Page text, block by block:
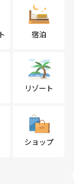
宿泊
リゾート
ショップ